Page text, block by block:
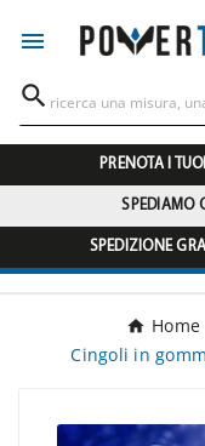


PRENOTA I
SPEDIAMO
SPEDIZIONE
Home
Cingoli in